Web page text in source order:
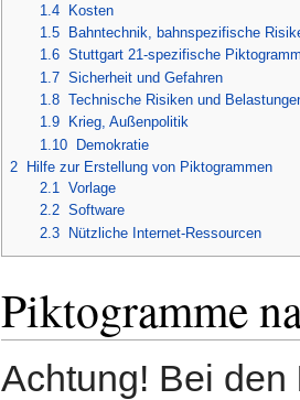
1.4
Kosten
1.5
Bahntechnik, bahnspezifische
1.6 Stuttgart 21-spezifische
1.7 Sicherheit und Gefahren
1.8 Technische Risiken und
1.9
Krieg, Außenpolitik
1.10
Demokratie
2
Hilfe zur Erstellung von Piktogrammen
2.1 Vorlage
2.2 Software
2.3
Nützliche Internet-Ressourcen
Piktogramme
Achtung! Bei den